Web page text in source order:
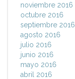
noviembre 2016
octubre 2016
septiembre 2016
agosto 2016
julio 2016
junio 2016
mayo 2016
abril 2016